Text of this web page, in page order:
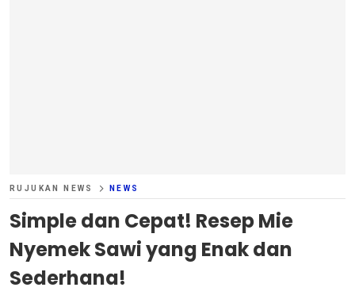
RUJUKAN NEWS NEWS
Simple dan Cepat! Resep Mie
Nyemek Sawi yang Enak dan
Sederhana!